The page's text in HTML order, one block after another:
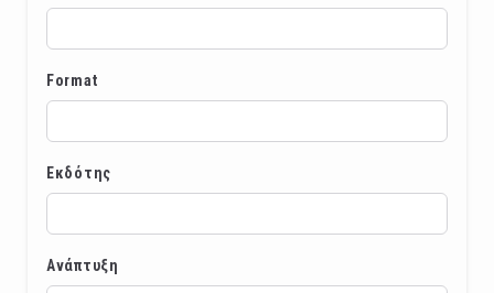
Format
Εκδότης
Ανάπτυξη